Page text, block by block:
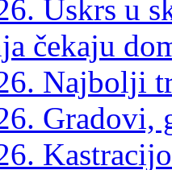
Uskrs u
čekaju
Najbolji
Gradovi,